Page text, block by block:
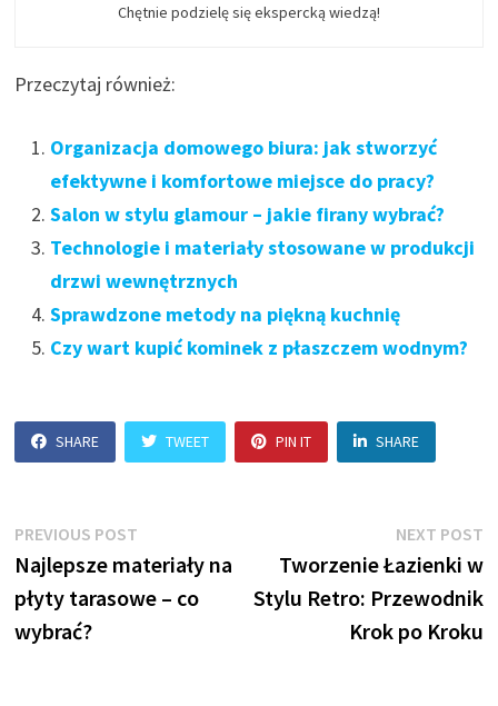
Chętnie podzielę się ekspercką wiedzą!
Przeczytaj również:
Organizacja domowego biura: jak stworzyć
efektywne i komfortowe miejsce do pracy?
Salon w stylu glamour – jakie firany wybrać?
Technologie i materiały stosowane w produkcji
drzwi wewnętrznych
Sprawdzone metody na piękną kuchnię
Czy wart kupić kominek z płaszczem wodnym?
SHARE TWEET PIN IT SHARE
Nawigacja
wpisu
PREVIOUS POST
post:
Najlepsze materiały na
płyty tarasowe – co
wybrać?
NEXT POST
Tworzenie Łazienki w
Stylu Retro: Przewodnik
Krok po Kroku